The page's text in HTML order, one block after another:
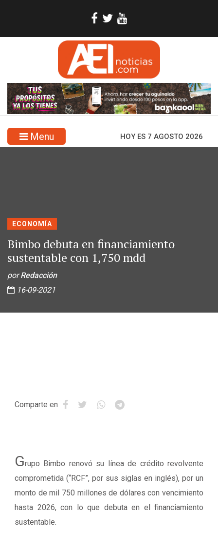
Menu HOY ES 7 AGOSTO 2026
ECONOMÍA
Bimbo debuta en financiamiento
sustentable con 1,750 mdd
porRedacción
16-09-2021
Comparte en
Grupo Bimbo renovó su línea de crédito revolvente
comprometida (“RCF”, por sus siglas en inglés), por un
monto de mil 750 millones de dólares con vencimiento
hasta 2026, con lo que debuta en el financiamiento
sustentable.